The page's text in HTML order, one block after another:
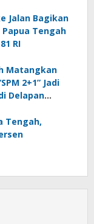
Jalan Bagikan
Tengah
RI
Matangkan
2+1” Jadi
Delapan
Tengah,